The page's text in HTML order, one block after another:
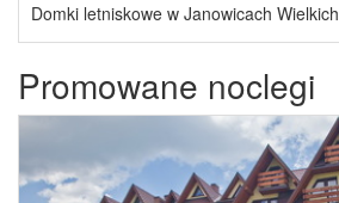
Domki letniskowe w Janowicach Wielkich
Promowane noclegi